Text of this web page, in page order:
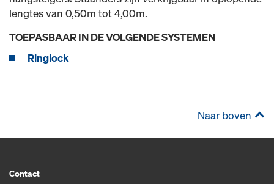
lengtes van 0,50m tot 4,00m.
TOEPASBAAR IN DE VOLGENDE SYSTEMEN
Ringlock
Naar boven
Contact